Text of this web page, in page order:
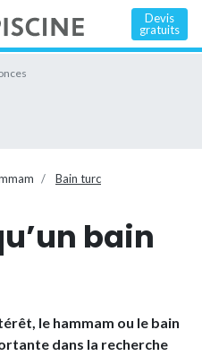
Devis
gratuits
Bain turc
bain
le hammam ou le bain
dans la recherche